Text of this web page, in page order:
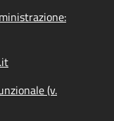
(v.